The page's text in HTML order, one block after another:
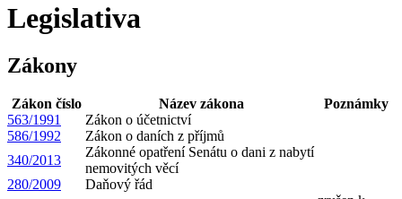
Legislativa
Zákony
Zákon číslo Název zákona
Poznámky
563/1991
Zákon o účetnictví
586/1992
Zákon o daních z příjmů
340/2013
Zákonné opatření Senátu o dani z nabytí
nemovitých věcí
280/2009
Daňový řád